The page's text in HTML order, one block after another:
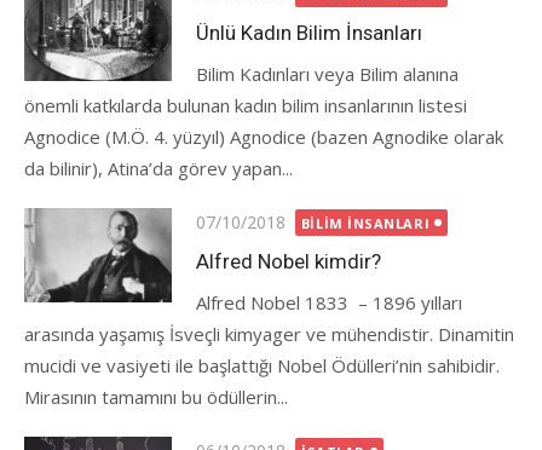
on
Ünlü Kadın Bilim İnsanları
Bilim Kadınları veya Bilim alanına
önemli katkılarda bulunan kadın bilim insanlarının listesi
Agnodice (M.Ö. 4. yüzyıl) Agnodice (bazen Agnodike olarak
da bilinir), Atina’da görev yapan...
Posted
on
07/10/2018 BILIM İNSANLARI
Alfred Nobel kimdir?
Alfred Nobel 1833 – 1896 yılları
arasında yaşamış İsveçli kimyager ve mühendistir. Dinamitin
mucidi ve vasiyeti ile başlattığı Nobel Ödülleri’nin sahibidir.
Mirasının tamamını bu ödüllerin...